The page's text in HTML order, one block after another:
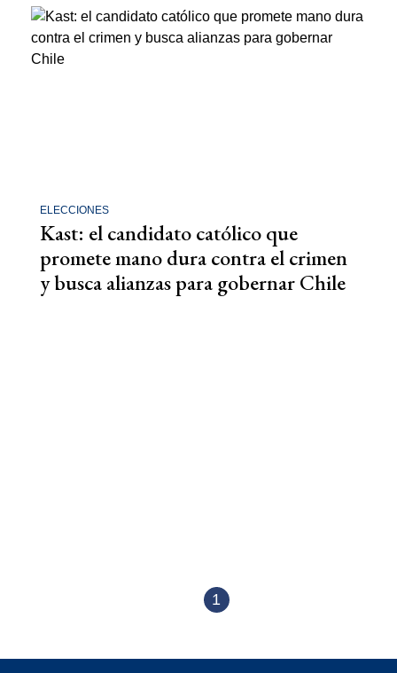
ELECCIONES
Kast: el candidato católico que
promete mano dura contra el crimen
y busca alianzas para gobernar Chile
1